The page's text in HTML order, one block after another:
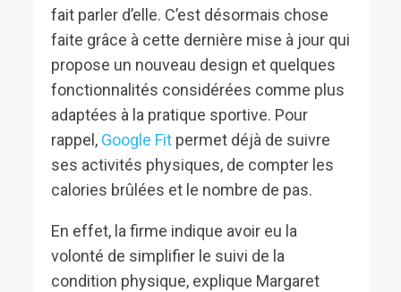
fait parler d’elle. C’est désormais chose
faite grâce à cette dernière mise à jour qui
propose un nouveau design et quelques
fonctionnalités considérées comme plus
adaptées à la pratique sportive. Pour
rappel, Google Fitpermet déjà de suivre
ses activités physiques, de compter les
calories brûlées et le nombre de pas.
En effet, la firme indique avoir eu la
volonté de simplifier le suivi de la
condition physique, explique Margaret